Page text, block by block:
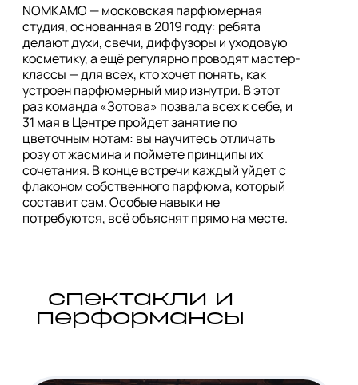
NOMKAMO — московская парфюмерная
студия, основанная в 2019 году: ребята
делают духи, свечи, диффузоры и уходовую
косметику, а ещё регулярно проводят мастер-
классы — для всех, кто хочет понять, как
устроен парфюмерный мир изнутри. В этот
раз команда «Зотова» позвала всех к себе, и
31 мая в Центре пройдет занятие по
цветочным нотам: вы научитесь отличать
розу от жасмина и поймете принципы их
сочетания. В конце встречи каждый уйдет с
флаконом собственного парфюма, который
составит сам. Особые навыки не
потребуются, всё объяснят прямо на месте.
спектакли и
перформансы